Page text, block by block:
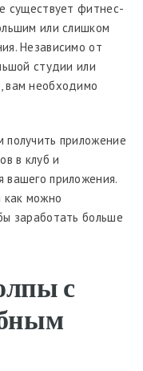
существует фитнес-
или слишком
Независимо от
студии или
вам необходимо
приложение
в клуб и
вашего приложения.
как можно
заработать больше
с